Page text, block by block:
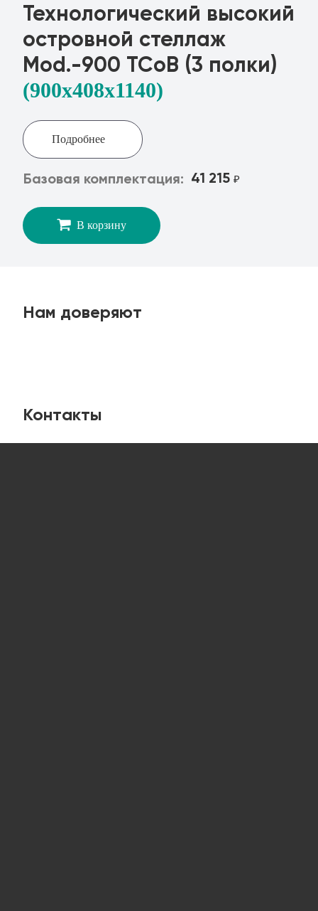
Технологический высокий
островной стеллаж
Mod.-900 ТСоВ (3 полки)
(900x408х1140)
Подробнее
Базовая комплектация: 41 215 ₽
В корзину
Нам доверяют
Контакты